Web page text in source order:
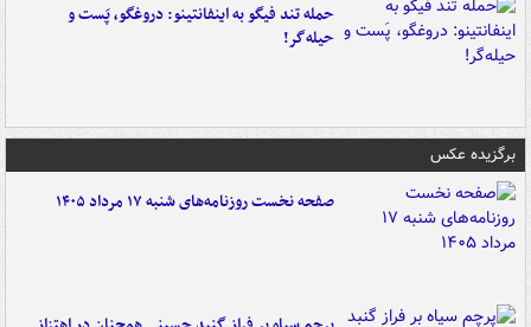
حمله تند فیگو به اینفانتینو: دروغگو، پَست‌ و
حیله‌گر!
برگزیده عکس
صفحه نخست روزنامه‌های شنبه ۱۷ مرداد ۱۴۰۵